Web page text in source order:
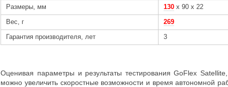
Размеры, мм 130 х 90 х 22
Вес, г 269
Гарантия производителя, лет 3
Оценивая параметры и результаты тестирования GoFlex
можно увеличить скоростные возможности и время автономной